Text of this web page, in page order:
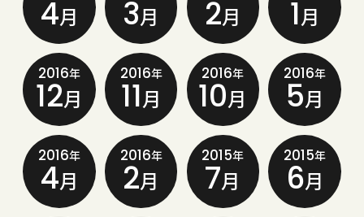
4月 3月 2月 1月
2016年
12月
2016年
11月
2016年
10月
2016年
5月
2016年
4月
2016年
2月
2015年
7月
2015年
6月